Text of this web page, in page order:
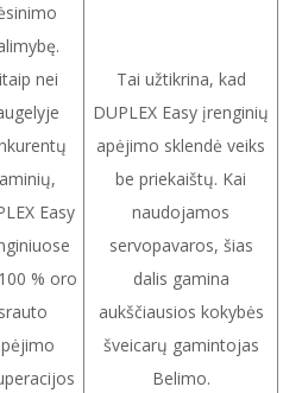
nei
Easy
% oro
srauto
Tai užtikrina, kad
DUPLEX Easy įrenginių
apėjimo sklendė veiks
be priekaištų. Kai
naudojamos
servopavaros, šias
dalis gamina
aukščiausios kokybės
šveicarų gamintojas
Belimo.